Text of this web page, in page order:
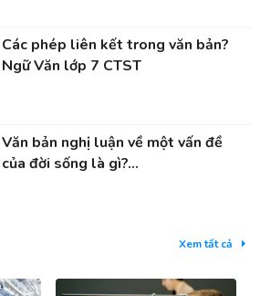
Các phép liên kết trong văn bản?
Ngữ Văn lớp 7 CTST
Văn bản nghị luận về một vấn đề
của đời sống là gì?...
Xem tất cả